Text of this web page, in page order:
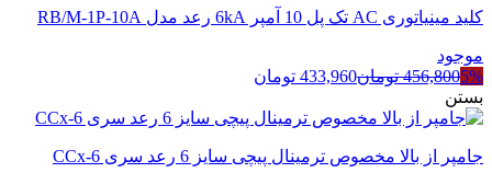
کلید مینیاتوری AC تک پل 10 آمپر 6kA رعد مدل RB/M-1P-10A
موجود
5%
456,800 تومان433,960 تومان
بستن
جامپر از بالا مخصوص ترمینال پیچی سایز 6 رعد سری CCx-6